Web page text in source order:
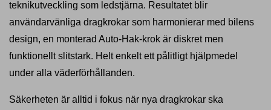
teknikutveckling som ledstjärna. Resultatet blir
användarvänliga dragkrokar som harmonierar med bilens
design, en monterad Auto-Hak-krok är diskret men
funktionellt slitstark. Helt enkelt ett pålitligt hjälpmedel
under alla väderförhållanden.
Säkerheten är alltid i fokus när nya dragkrokar ska